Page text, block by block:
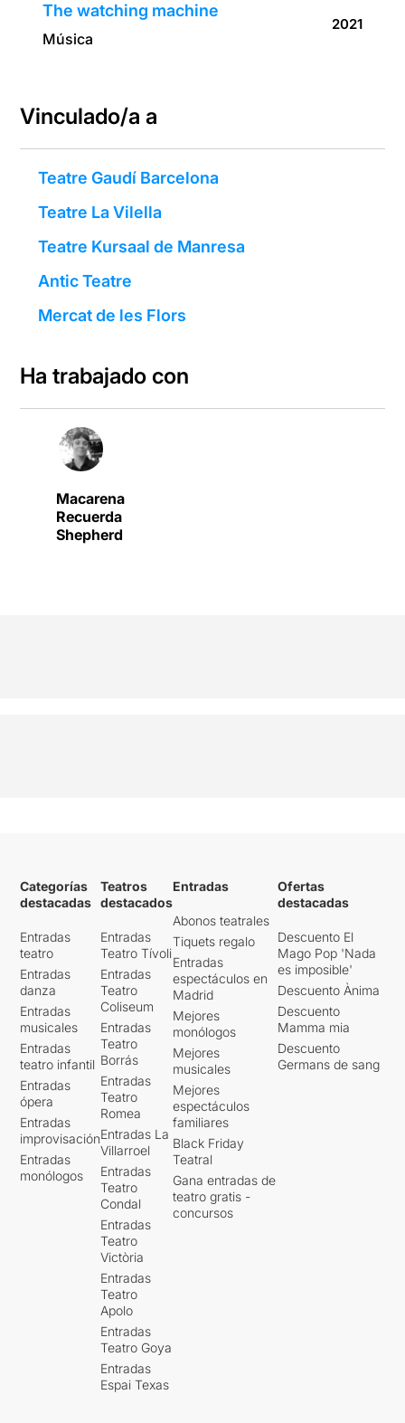
The watching machine
Música
2021
Vinculado/a a
Teatre Gaudí Barcelona
Teatre La Vilella
Teatre Kursaal de Manresa
Antic Teatre
Mercat de les Flors
Ha trabajado con
Macarena
Recuerda
Shepherd
Categorías
destacadas
Entradas
teatro
Entradas
danza
Entradas
musicales
Entradas
teatro infantil
Entradas
ópera
Entradas
improvisación
Entradas
monólogos
Teatros
destacados
Entradas
Teatro Tívoli
Entradas
Teatro
Coliseum
Entradas
Teatro
Borrás
Entradas
Teatro
Romea
Entradas La
Villarroel
Entradas
Teatro
Condal
Entradas
Teatro
Victòria
Entradas
Teatro
Apolo
Entradas
Teatro Goya
Entradas
Espai Texas
Entradas
Abonos teatrales
Tiquets regalo
Entradas
espectáculos en
Madrid
Mejores
monólogos
Mejores
musicales
Mejores
espectáculos
familiares
Black Friday
Teatral
Gana entradas de
teatro gratis -
concursos
Ofertas
destacadas
Descuento El
Mago Pop 'Nada
es imposible'
Descuento Ànima
Descuento
Mamma mia
Descuento
Germans de sang